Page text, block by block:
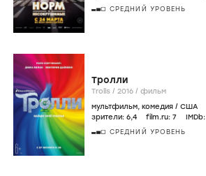
СРЕДНИЙ УРОВЕНЬ
Тролли
Trolls / 2016 / фильм
мультфильм, комедия / США
зрители: 6,4 film.ru: 7 IMDb:
СРЕДНИЙ УРОВЕНЬ